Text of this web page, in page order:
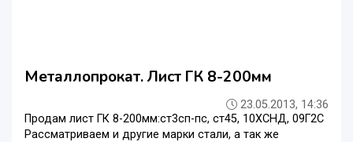
Металлопрокат. Лист ГК 8-200мм
23.05.2013, 14:36
Продам лист ГК 8-200мм:ст3сп-пс, ст45, 10ХСНД, 09Г2С
Рассматриваем и другие марки стали, а так же